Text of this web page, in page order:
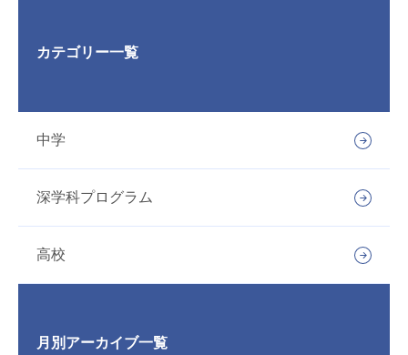
カテゴリー一覧
中学
深学科プログラム
高校
月別アーカイブ一覧